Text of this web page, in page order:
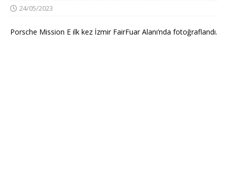
24/05/2023
Porsche Mission E ilk kez İzmir FairFuar Alanı’nda fotoğraflandı.